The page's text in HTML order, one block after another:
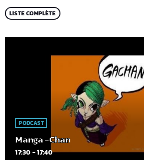
LISTE COMPLÈTE
PODCAST
Manga -Chan
17:30 - 17:40